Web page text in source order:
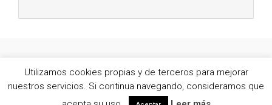
Legal
Utilizamos cookies propias y de terceros para mejorar
nuestros servicios. Si continua navegando, consideramos que